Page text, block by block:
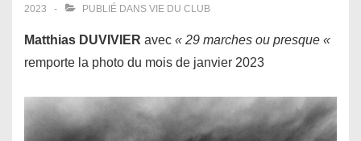
2023
PUBLIÉ DANS VIE DU CLUB
Matthias DUVIVIER avec « 29 marches ou presque «
remporte la photo du mois de janvier 2023